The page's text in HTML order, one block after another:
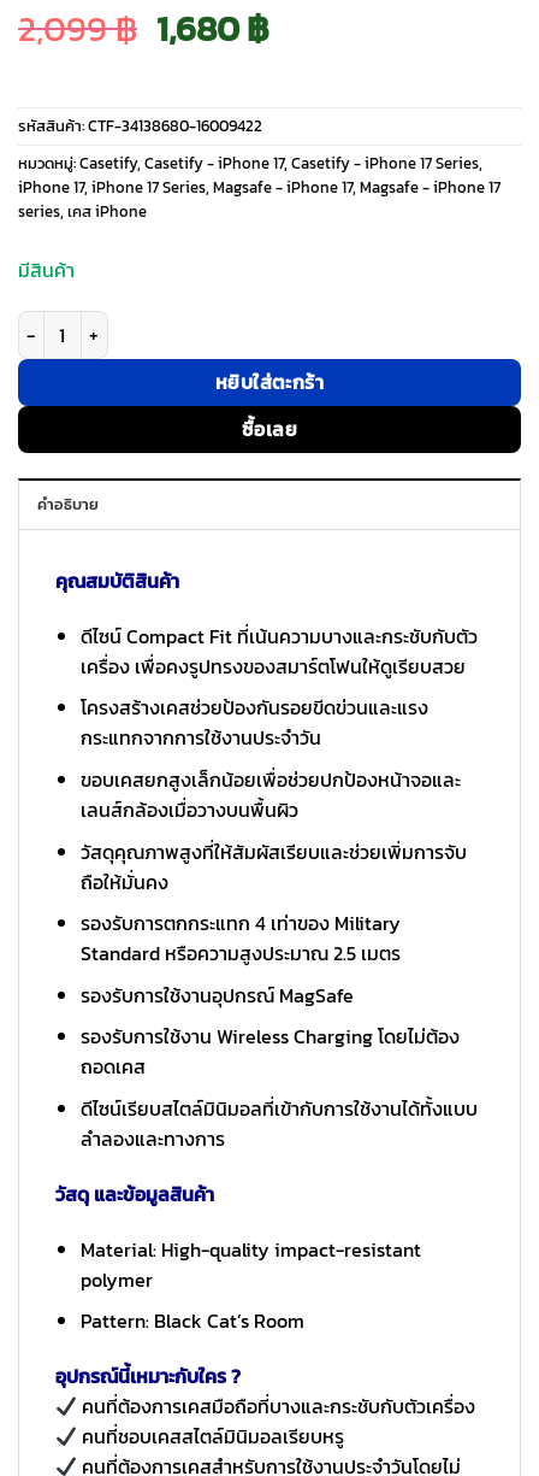
2,099฿ Original
price
was:
1,680฿Current
price
is:
รหัสสินค้า:CTF-34138680-16009422
หมวดหมู่:Casetify, Casetify - iPhone 17, Casetify - iPhone 17 Series,
iPhone 17, iPhone 17 Series, Magsafe - iPhone 17, Magsafe - iPhone 17
series, เคส iPhone
มีสินค้า
จำนวน Casetify รุ่น Compact Case - เคส iPhone 17 - ลาย Black Cat's
หยิบใส่ตะกร้า
ซื้อเลย
คำอธิบาย
คุณสมบัติสินค้า
ดีไซน์ Compact Fit ที่เน้นความบางและกระชับกับตัว
เครื่อง เพื่อคงรูปทรงของสมาร์ตโฟนให้ดูเรียบสวย
โครงสร้างเคสช่วยป้องกันรอยขีดข่วนและแรง
กระแทกจากการใช้งานประจำวัน
ขอบเคสยกสูงเล็กน้อยเพื่อช่วยปกป้องหน้าจอและ
เลนส์กล้องเมื่อวางบนพื้นผิว
วัสดุคุณภาพสูงที่ให้สัมผัสเรียบและช่วยเพิ่มการจับ
ถือให้มั่นคง
รองรับการตกกระแทก 4 เท่าของ Military
Standard หรือความสูงประมาณ 2.5 เมตร
รองรับการใช้งานอุปกรณ์ MagSafe
รองรับการใช้งาน Wireless Charging โดยไม่ต้อง
ถอดเคส
ดีไซน์เรียบสไตล์มินิมอลที่เข้ากับการใช้งานได้ทั้งแบบ
ลำลองและทางการ
วัสดุ และข้อมูลสินค้า
Material: High-quality impact-resistant
polymer
Pattern: Black Cat’s Room
อุปกรณ์นี้เหมาะกับใคร ?
คนที่ต้องการเคสมือถือที่บางและกระชับกับตัวเครื่อง
คนที่ชอบเคสสไตล์มินิมอลเรียบหรู
คนที่ต้องการเคสสำหรับการใช้งานประจำวันโดยไม่